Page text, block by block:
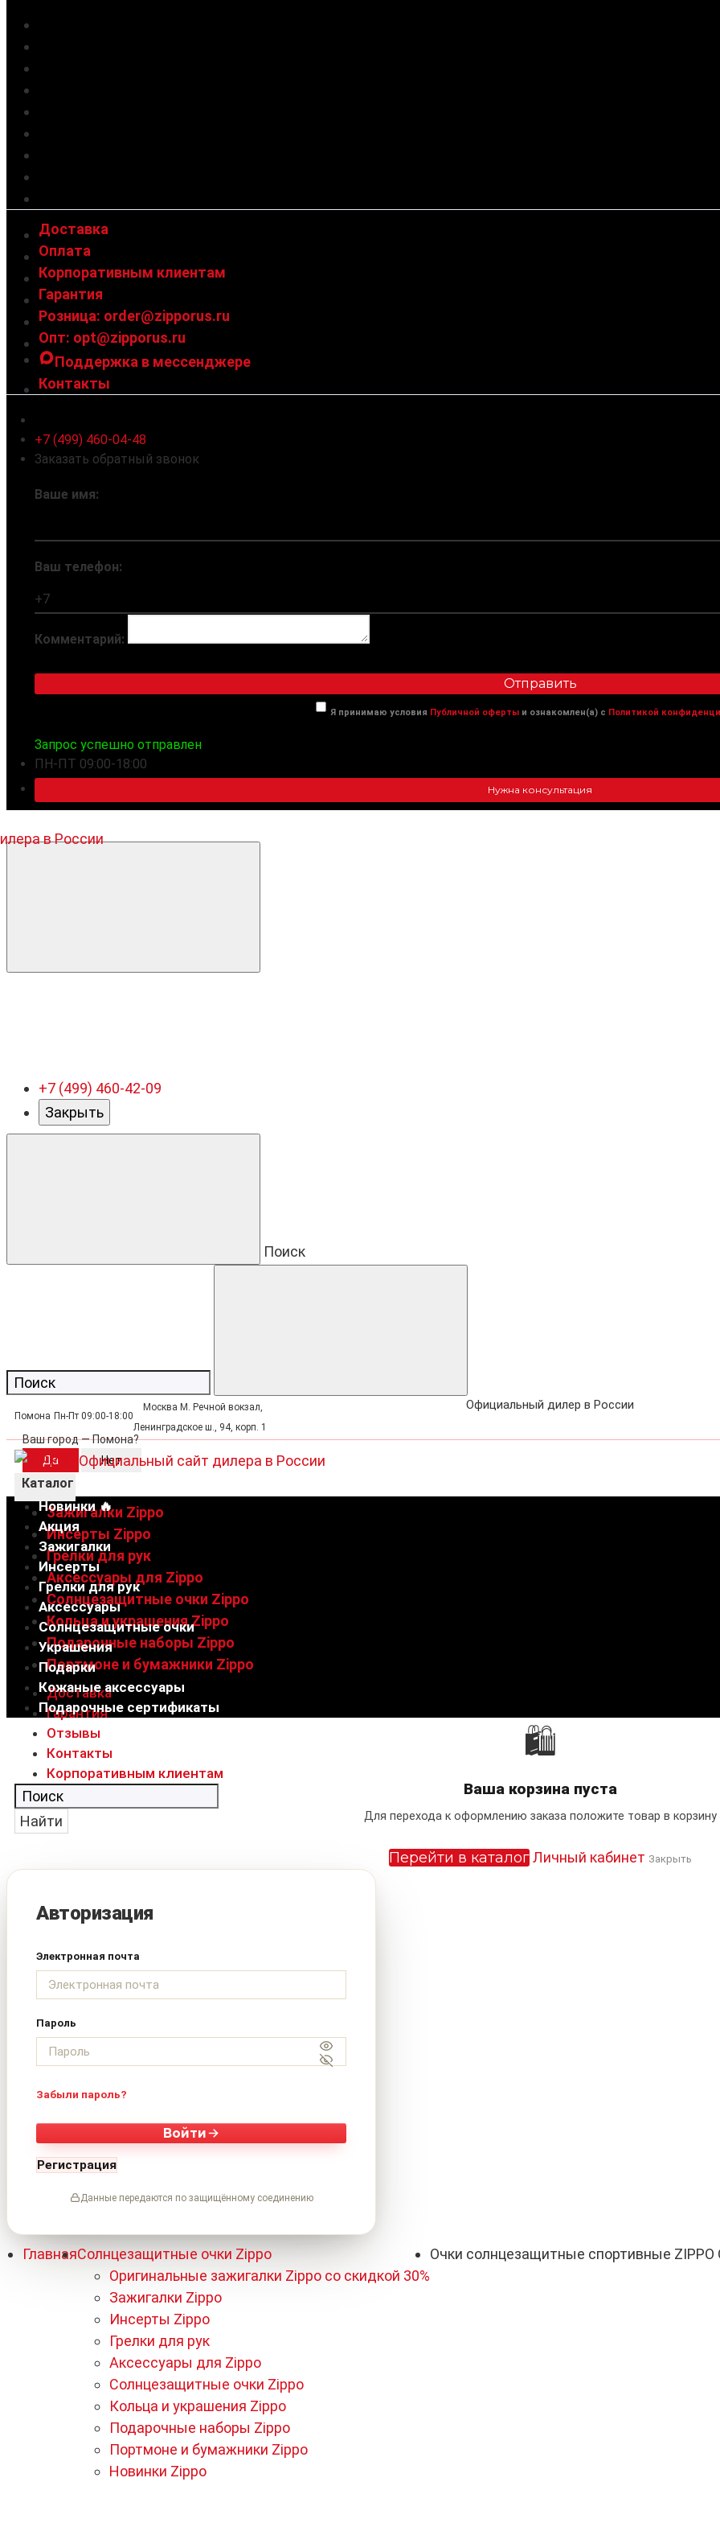
Доставка
Оплата
Корпоративным клиентам
Гарантия
Розница: order@zipporus.ru
Опт: opt@zipporus.ru
Поддержка в мессенджере
Контакты
+7 (499) 460-04-48
Заказать обратный звонок
Ваше имя:
Ваш телефон:
Комментарий:
Отправить
Я принимаю условия Публичной офертыи ознакомлен(а) с Политикой
Запрос успешно отправлен
ПН-ПТ 09:00-18:00
Нужна консультация
+7 (499) 460-42-09
Закрыть
Поиск
Помона
Ваш город —Помона?
Пн-Пт 09:00-18:00
Москва М. Речной вокзал,
Ленинградское ш., 94, корп. 1
Официальный дилер в России
Каталог
Зажигалки Zippo
Инсерты Zippo
Грелки для рук
Аксессуары для Zippo
Солнцезащитные очки Zippo
Кольца и украшения Zippo
Подарочные наборы Zippo
Портмоне и бумажники Zippo
Доставка
Гарантия
Отзывы
Контакты
Корпоративным клиентам
Найти
Новинки 🔥
Акция
Зажигалки
Инсерты
Грелки для рук
Аксессуары
Солнцезащитные очки
Украшения
Подарки
Кожаные аксессуары
Подарочные сертификаты
🛍
Ваша корзина пуста
Для перехода к оформлению заказа положите товар в корзину
Перейти в каталог Личный кабинет Закрыть
Авторизация
Электронная почта
Пароль
Забыли пароль?
Войти
Регистрация
Данные передаются по защищённому соединению
ГлавнаяСолнцезащитные очки Zippo
Оригинальные зажигалки Zippo со скидкой 30%
Зажигалки Zippo
Инсерты Zippo
Грелки для рук
Аксессуары для Zippo
Солнцезащитные очки Zippo
Кольца и украшения Zippo
Подарочные наборы Zippo
Портмоне и бумажники Zippo
Новинки Zippo
Очки солнцезащитные спортивные ZIPPO